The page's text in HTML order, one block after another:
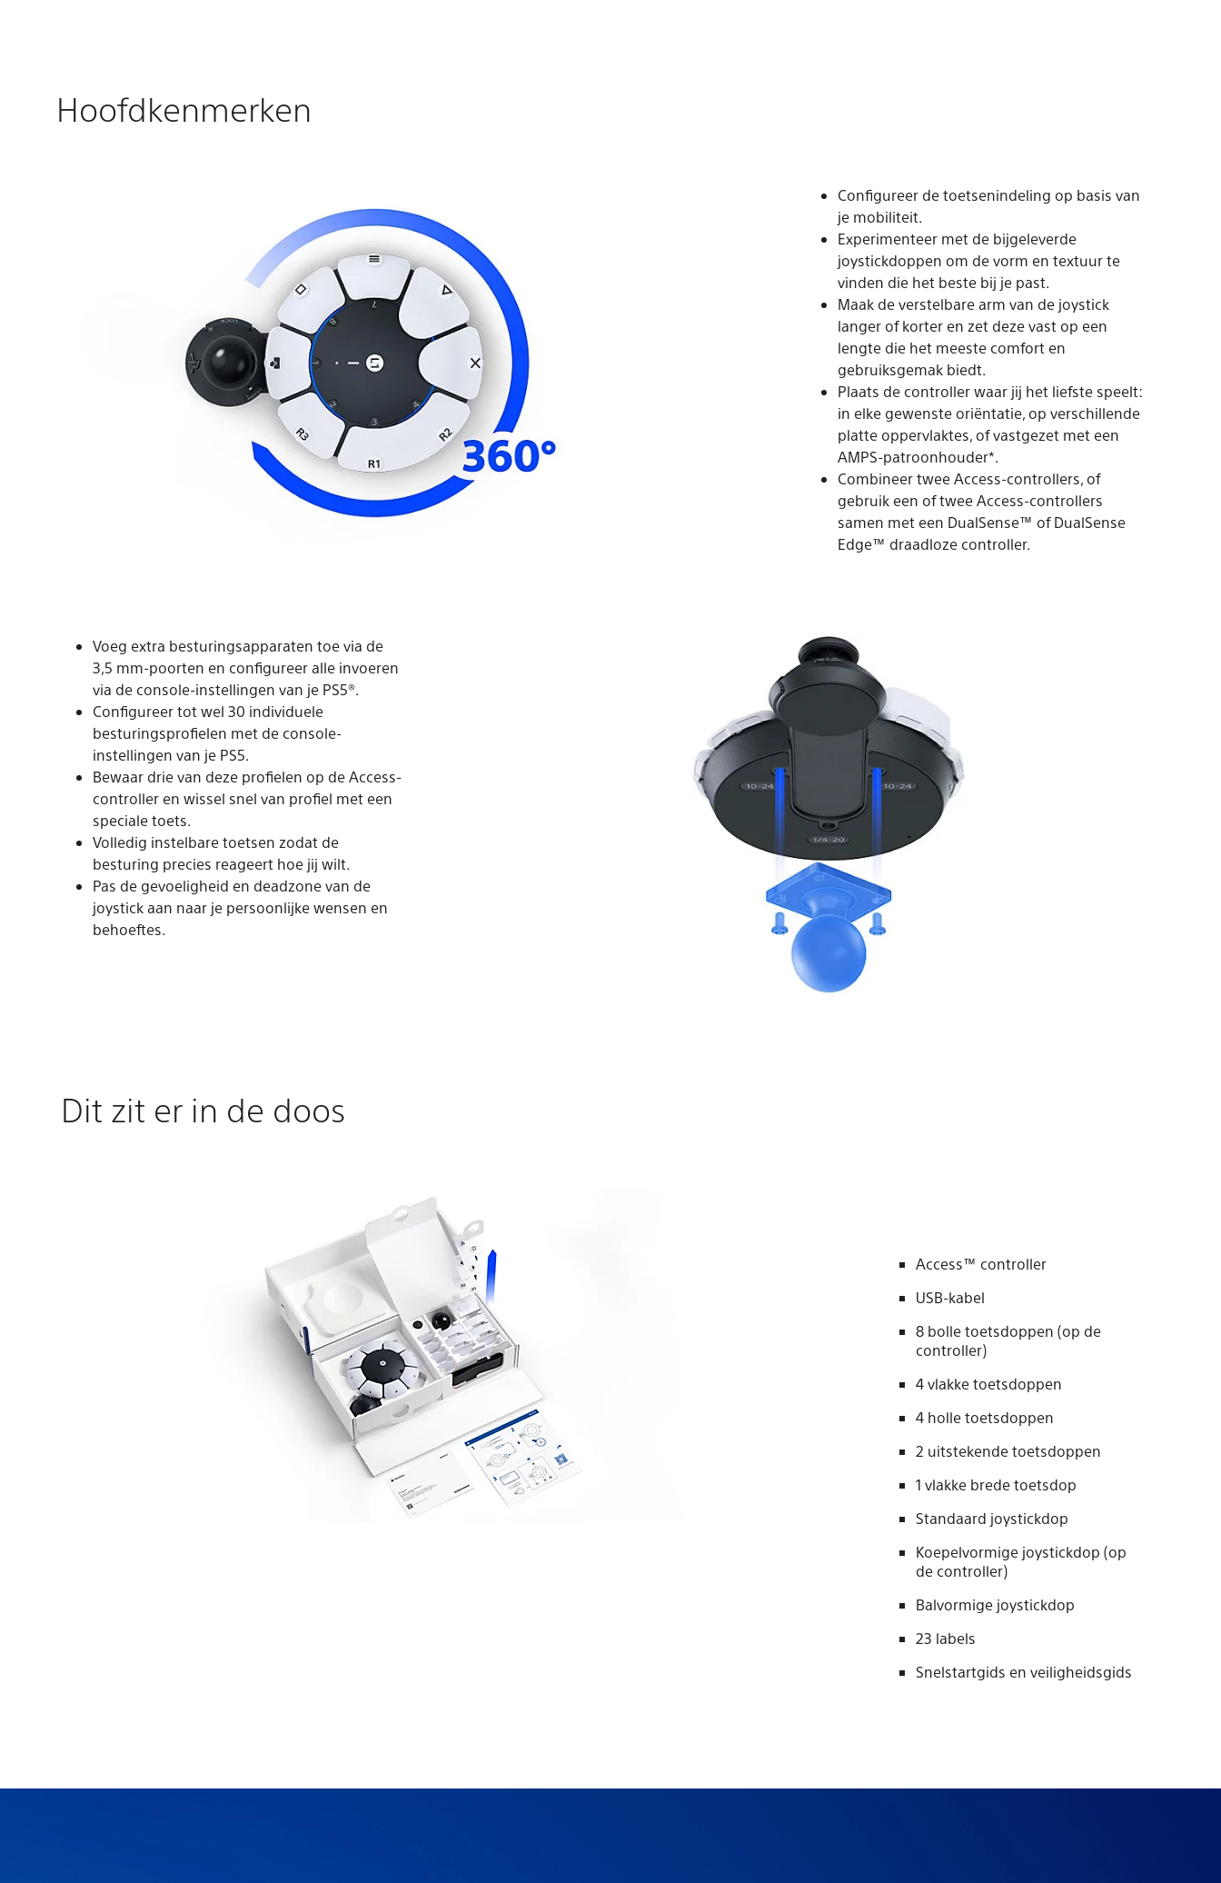
Hoofdkenmerken
Configureer de toetsenindeling op basis van
je mobiliteit.
Experimenteer met de bijgeleverde
joystickdoppen om de vorm en textuur te
vinden die het beste bij je past.
Maak de verstelbare arm van de joystick
langer of korter en zet deze vast op een
lengte die het meeste comfort en
gebruiksgemak biedt.
Plaats de controller waar jij het liefste speelt:
in elke gewenste oriëntatie, op verschillende
platte oppervlaktes, of vastgezet met een
AMPS-patroonhouder*.
Combineer twee Access-controllers, of
gebruik een of twee Access-controllers
samen met een DualSense™ of DualSense
Edge™ draadloze controller.
Voeg extra besturingsapparaten toe via de
3,5 mm-poorten en configureer alle invoeren
via de console-instellingen van je PS5®.
Configureer tot wel 30 individuele
besturingsprofielen met de console-
instellingen van je PS5.
Bewaar drie van deze profielen op de Access-
controller en wissel snel van profiel met een
speciale toets.
Volledig instelbare toetsen zodat de
besturing precies reageert hoe jij wilt.
Pas de gevoeligheid en deadzone van de
joystick aan naar je persoonlijke wensen en
behoeftes.
Dit zit er in de doos
Access™ controller
USB-kabel
8 bolle toetsdoppen (op de
controller)
4 vlakke toetsdoppen
4 holle toetsdoppen
2 uitstekende toetsdoppen
1 vlakke brede toetsdop
Standaard joystickdop
Koepelvormige joystickdop (op
de controller)
Balvormige joystickdop
23 labels
Snelstartgids en veiligheidsgids